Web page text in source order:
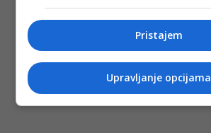
Pristajem
Upravljanje opcijama